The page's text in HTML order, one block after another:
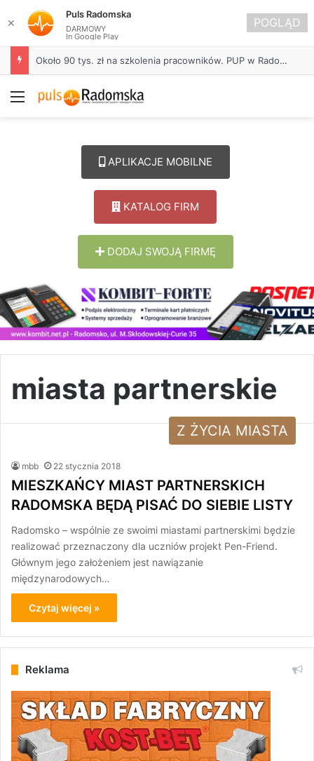
Około 90 tys. zł na szkolenia pracowników. PUP w Radomsku ogłasza nabór wniosków
Menu
APLIKACJE MOBILNE
KATALOG FIRM
DODAJ SWOJĄ FIRMĘ
miasta partnerskie
Z ŻYCIA MIASTA
mbb 22 stycznia 2018
MIESZKAŃCY MIAST PARTNERSKICH
RADOMSKA BĘDĄ PISAĆ DO SIEBIE LISTY
Radomsko – wspólnie ze swoimi miastami partnerskimi będzie
realizować przeznaczony dla uczniów projekt Pen-Friend.
Głównym jego założeniem jest nawiązanie
międzynarodowych…
Czytaj więcej »
Reklama
✕
Puls Radomska
DARMOWY
In Google Play
POGLĄD